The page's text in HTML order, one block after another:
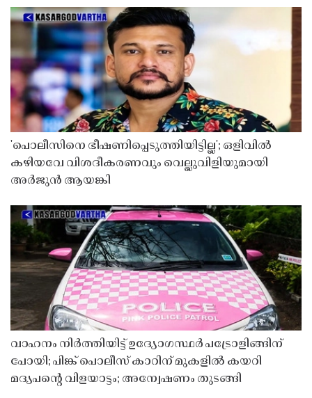
'പൊലീസിനെ ഭീഷണിപ്പെടുത്തിയിട്ടില്ല'; ഒളിവിൽ
കഴിയവേ വിശദീകരണവും വെല്ലുവിളിയുമായി
അർജുൻ ആയങ്കി
വാഹനം നിർത്തിയിട്ട് ഉദ്യോഗസ്ഥർ പട്രോളിങ്ങിന്
പോയി; പിങ്ക് പൊലീസ് കാറിന് മുകളിൽ കയറി
മദ്യപൻ്റെ വിളയാട്ടം; അന്വേഷണം തുടങ്ങി